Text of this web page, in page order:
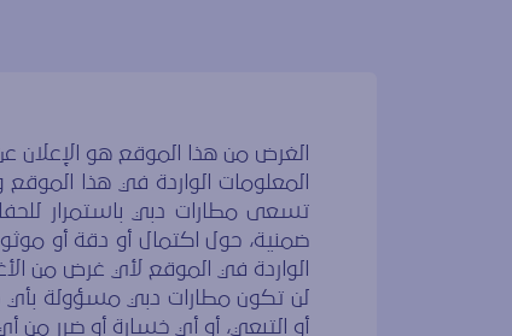
شروط
الغرض من هذا الموقع هو الإعلان
المعلومات الواردة في هذا
تسعى مطارات دبي باستمرار
ضمنية، حول اكتمال أو دقة أو
الواردة في الموقع لأي غرض من
لن تكون مطارات دبي مسؤولة بأي
أو التبعي، أو أي خسارة أو ضرر من